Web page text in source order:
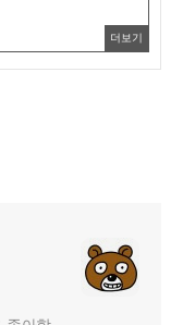
더보기